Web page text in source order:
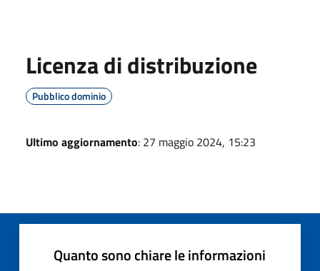
Licenza di distribuzione
Pubblico dominio
Ultimo aggiornamento: 27 maggio 2024, 15:23
Quanto sono chiare le informazioni